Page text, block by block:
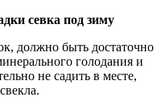
севка под зиму
должно быть достаточно
голодания и
не садить в месте,